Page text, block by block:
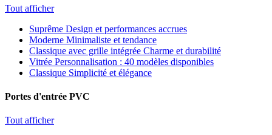
Tout afficher
Suprême Design et performances accrues
Moderne Minimaliste et tendance
Classique avec grille intégrée Charme et durabilité
Vitrée Personnalisation : 40 modèles disponibles
Classique Simplicité et élégance
Portes d'entrée PVC
Tout afficher